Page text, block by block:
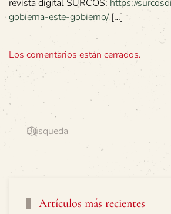
revista digital SURCOS: https://
gobierna-este-gobierno/[…]
Los comentarios están cerrados.
Artículos más recientes